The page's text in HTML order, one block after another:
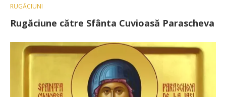
RUGĂCIUNI
Rugăciune către Sfânta Cuvioasă Parascheva